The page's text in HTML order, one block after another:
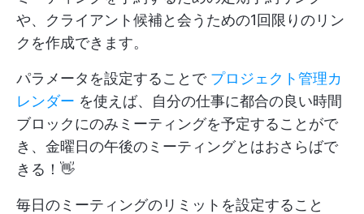
や、クライアント候補と会うための1回限りのリン
クを作成できます。
パラメータを設定することで プロジェクト管理カ
レンダー を使えば、自分の仕事に都合の良い時間
ブロックにのみミーティングを予定することがで
き、金曜日の午後のミーティングとはおさらばで
きる！👋
毎日のミーティングのリミットを設定すること